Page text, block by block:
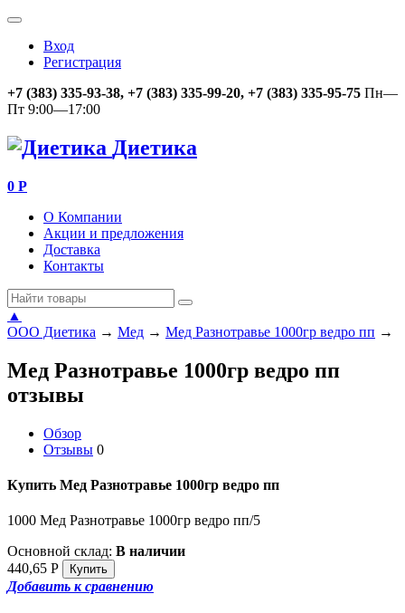
Вход
Регистрация
+7 (383) 335-93-38, +7 (383) 335-99-20, +7 (383) 335-95-75 Пн—
Пт 9:00—17:00
Диетика
0 Р
О Компании
Акции и предложения
Доставка
Контакты
▲
ООО Диетика → Мед → Мед Разнотравье 1000гр ведро пп →
Мед Разнотравье 1000гр ведро пп
отзывы
Обзор
Отзывы 0
Купить Мед Разнотравье 1000гр ведро пп
1000 Мед Разнотравье 1000гр ведро пп/5
Основной склад: В наличии
440,65 Р
Добавить к сравнению